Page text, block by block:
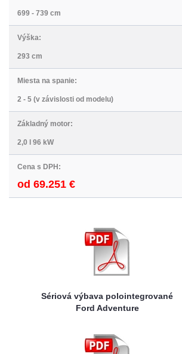
699 - 739 cm
Výška:
293 cm
Miesta na spanie:
2 - 5 (v závislosti od modelu)
Základný motor:
2,0 l 96 kW
Cena s DPH:
od 69.251 €
Sériová výbava polointegrované
Ford Adventure